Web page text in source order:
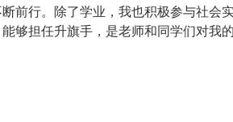
断前行。除了学业，我也积极参与社
能够担任升旗手，是老师和同学们对我